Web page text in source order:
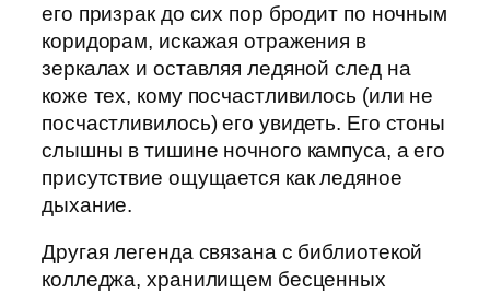
его призрак до сих пор бродит по ночным
коридорам, искажая отражения в
зеркалах и оставляя ледяной след на
коже тех, кому посчастливилось (или не
посчастливилось) его увидеть. Его стоны
слышны в тишине ночного кампуса, а его
присутствие ощущается как ледяное
дыхание.
Другая легенда связана с библиотекой
колледжа, хранилищем бесценных